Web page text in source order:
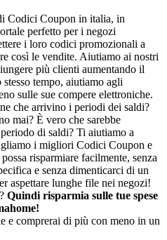
Codici Coupon in italia, in
perfetto per i negozi
i loro codici promozionali a
così le vendite. Aiutiamo ai nostri
più clienti aumentando il
tempo, aiutiamo agli
sulle sue compere elettroniche.
che arrivino i periodi dei saldi?
mai? È vero che sarebbe
di saldi? Ti aiutiamo a
i migliori Codici Coupon e
risparmiare facilmente, senza
e senza dimenticarci di un
aspettare lunghe file nei negozi!
Quindi risparmia sulle tue spese
e comprerai di più con meno in un